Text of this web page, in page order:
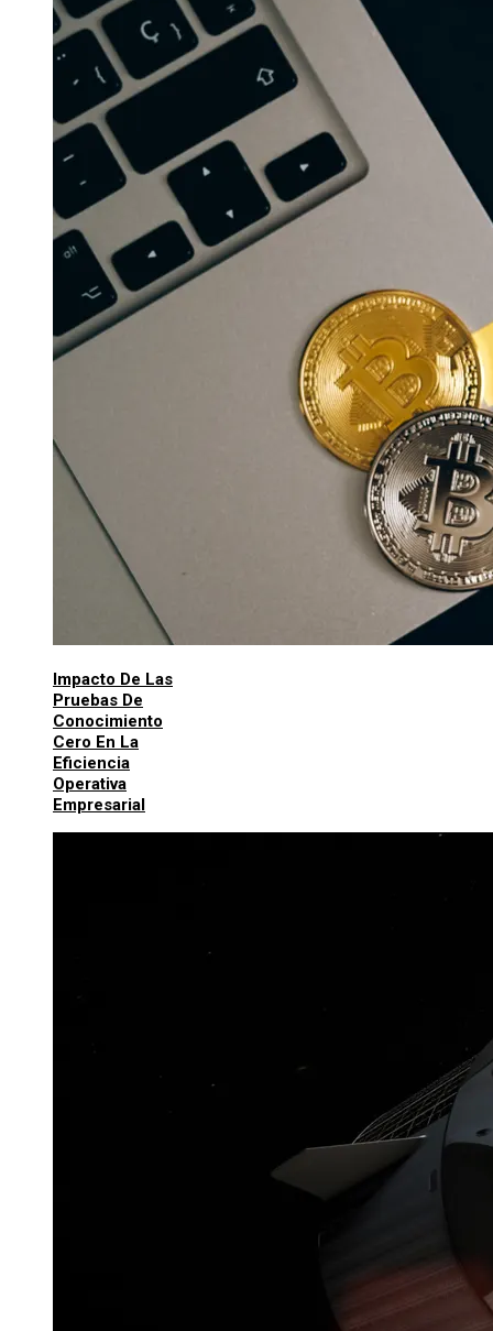
Impacto De Las
Pruebas De
Conocimiento
Cero En La
Eficiencia
Operativa
Empresarial